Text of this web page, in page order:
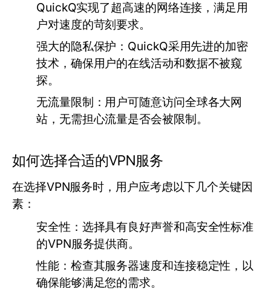
QuickQ实现了超高速的网络连接，满足用
户对速度的苛刻要求。
强大的隐私保护： QuickQ采用先进的加密
技术，确保用户的在线活动和数据不被窥
探。
无流量限制： 用户可随意访问全球各大网
站，无需担心流量是否会被限制。
如何选择合适的VPN服务
在选择VPN服务时，用户应考虑以下几个关键因
素：
安全性： 选择具有良好声誉和高安全性标准
的VPN服务提供商。
性能： 检查其服务器速度和连接稳定性，以
确保能够满足您的需求。